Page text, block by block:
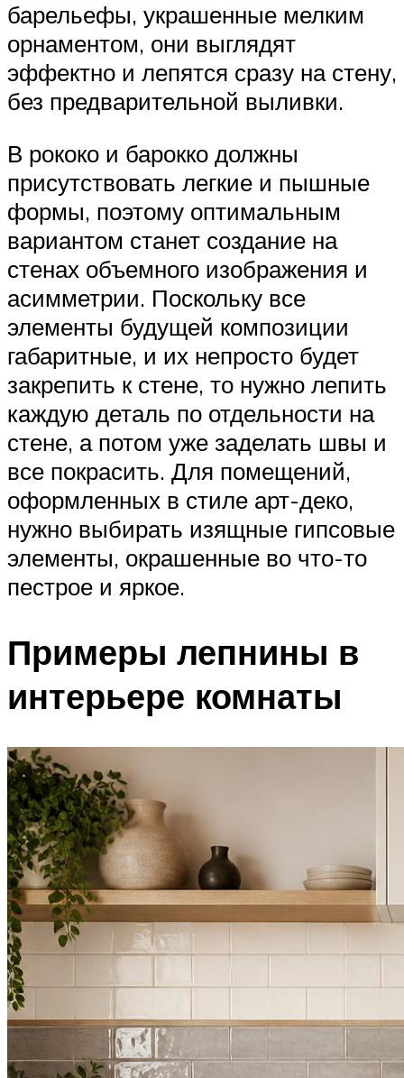
барельефы, украшенные мелким
орнаментом, они выглядят
эффектно и лепятся сразу на стену,
без предварительной выливки.
В рококо и барокко должны
присутствовать легкие и пышные
формы, поэтому оптимальным
вариантом станет создание на
стенах объемного изображения и
асимметрии. Поскольку все
элементы будущей композиции
габаритные, и их непросто будет
закрепить к стене, то нужно лепить
каждую деталь по отдельности на
стене, а потом уже заделать швы и
все покрасить. Для помещений,
оформленных в стиле арт-деко,
нужно выбирать изящные гипсовые
элементы, окрашенные во что-то
пестрое и яркое.
Примеры лепнины в
интерьере комнаты